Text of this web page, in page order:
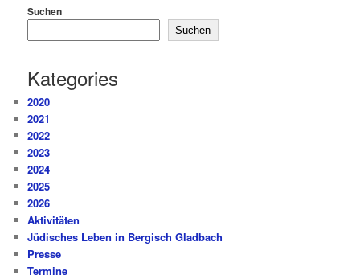
Suchen
Suchen
Kategories
2020
2021
2022
2023
2024
2025
2026
Aktivitäten
Jüdisches Leben in Bergisch Gladbach
Presse
Termine